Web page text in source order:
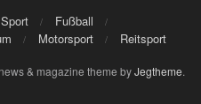
Fußball
Motorsport Reitsport
& magazine theme byJegtheme.